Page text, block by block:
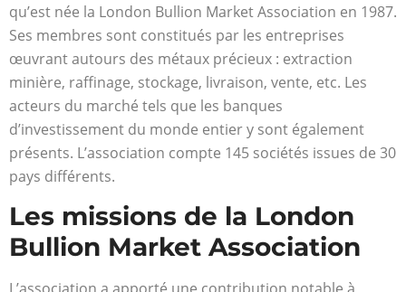
qu’est née la London Bullion Market Association en 1987.
Ses membres sont constitués par les entreprises
œuvrant autours des métaux précieux : extraction
minière, raffinage, stockage, livraison, vente, etc. Les
acteurs du marché tels que les banques
d’investissement du monde entier y sont également
présents. L’association compte 145 sociétés issues de 30
pays différents.
Les missions de la London
Bullion Market Association